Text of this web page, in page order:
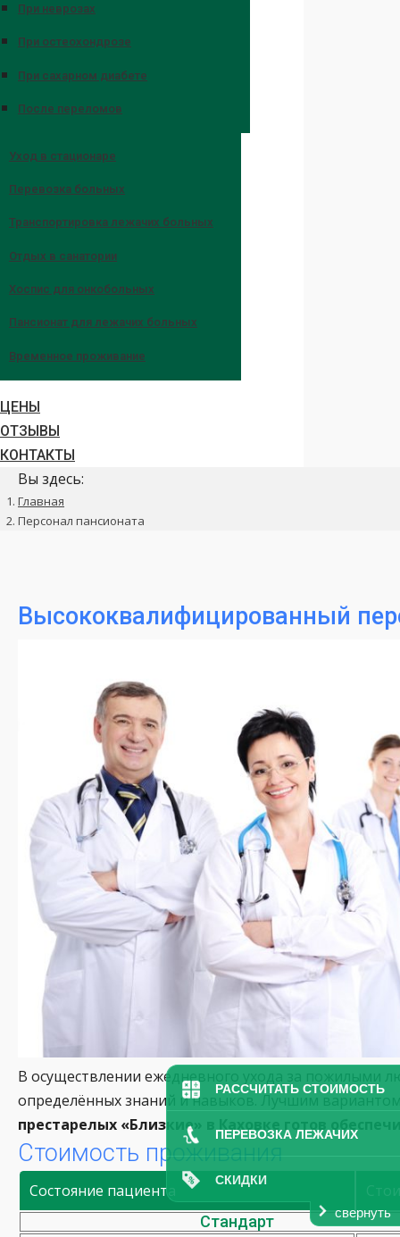
РАССЧИТАТЬ СТОИМОСТЬ
ПЕРЕВОЗКА ЛЕЖАЧИХ
СКИДКИ
свернуть
При неврозах
При остеохондрозе
При сахарном диабете
После переломов
Уход в стационаре
Перевозка больных
Транспортировка лежачих больных
Отдых в санатории
Хоспис для онкобольных
Пансионат для лежачих больных
Временное проживание
ЦЕНЫ
ОТЗЫВЫ
КОНТАКТЫ
Вы здесь:
Главная
Персонал пансионата
Высококвалифицированный
В осуществлении ежедневного ухода за пожилыми
определённых знаний и навыков. Лучшим
престарелых «Близкие» в Каховке готов
Стоимость проживания
Состояние пациента
Стандарт